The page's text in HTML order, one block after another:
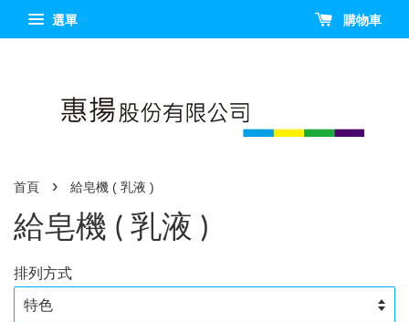
選單 購物車
首頁 › 給皂機 ( 乳液 )
給皂機 ( 乳液 )
排列方式